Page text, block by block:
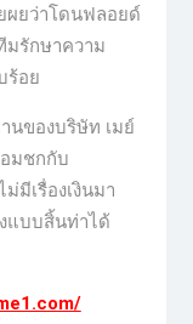
ผยว่าโดนฟลอยด์
มรักษาความ
ร้อย
นของบริษัท เมย์
มชกกับ
มีเรื่องเงินมา
แบบสิ้นท่าได้